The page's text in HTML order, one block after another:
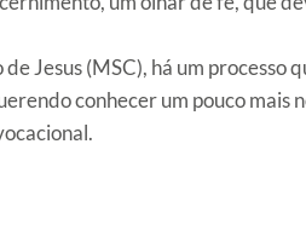
Jesus (MSC), há um processo
conhecer um pouco mais